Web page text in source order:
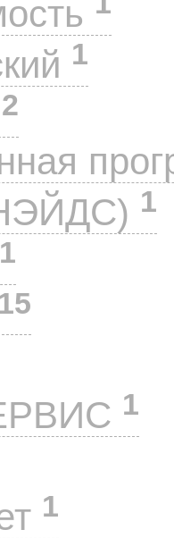
1
2
1
1
15
1
1